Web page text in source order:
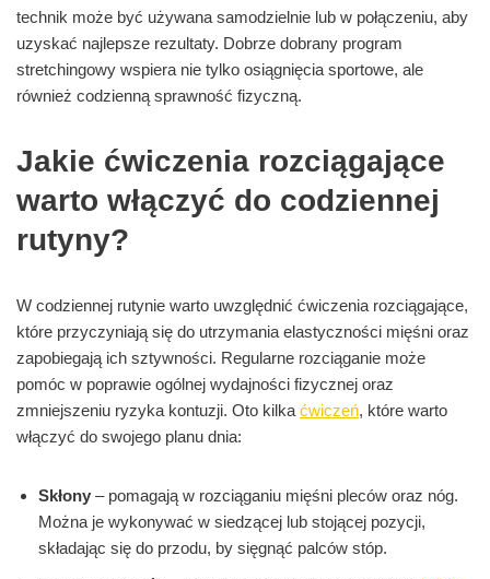
technik może być używana samodzielnie lub w połączeniu, aby
uzyskać najlepsze rezultaty. Dobrze dobrany program
stretchingowy wspiera nie tylko osiągnięcia sportowe, ale
również codzienną sprawność fizyczną.
Jakie ćwiczenia rozciągające
warto włączyć do codziennej
rutyny?
W codziennej rutynie warto uwzględnić ćwiczenia rozciągające,
które przyczyniają się do utrzymania elastyczności mięśni oraz
zapobiegają ich sztywności. Regularne rozciąganie może
pomóc w poprawie ogólnej wydajności fizycznej oraz
zmniejszeniu ryzyka kontuzji. Oto kilkaćwiczeń, które warto
włączyć do swojego planu dnia:
Skłony – pomagają w rozciąganiu mięśni pleców oraz nóg.
Można je wykonywać w siedzącej lub stojącej pozycji,
składając się do przodu, by sięgnąć palców stóp.